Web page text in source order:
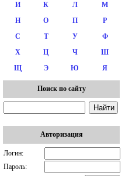
И
К Л
М
Н
О П
Р
С
Т У
Ф
Х
Ц Ч
Ш
Щ
Э Ю Я
Поиск по сайту
Авторизация
Логин:
Пароль: